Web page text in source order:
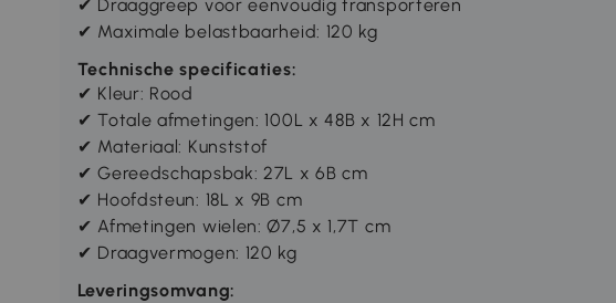
✔ Draaggreep voor eenvoudig transporteren
✔ Maximale belastbaarheid: 120 kg
Technische specificaties:
✔ Kleur: Rood
✔ Totale afmetingen: 100L x 48B x 12H cm
✔ Materiaal: Kunststof
✔ Gereedschapsbak: 27L x 6B cm
✔ Hoofdsteun: 18L x 9B cm
✔ Afmetingen wielen: Ø7,5 x 1,7T cm
✔ Draagvermogen: 120 kg
Leveringsomvang: